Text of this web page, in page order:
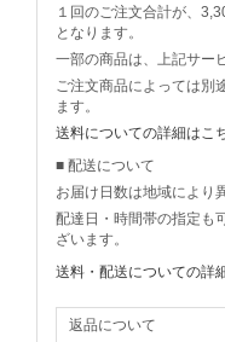
１回のご注文合計が、
となります。
一部の商品は、上記サー
ご注文商品によっては別
ます。
送料についての詳細はこ
■ 配送について
お届け日数は地域により
配達日・時間帯の指定も
ざいます。
送料・配送についての詳
返品について